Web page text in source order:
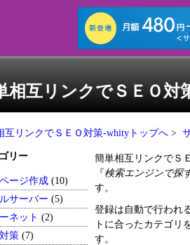
相互リンクでＳＥＯ対
互リンクでＳＥＯ対策-whityトップへ >
簡単相互リンクでＳ
『検索エンジンで探
す。
登録は自動で行われ
トに合ったカテゴリ
す。
リー
ージ作成 (10)
サーバー (5)
ネット (2)
策 (7)